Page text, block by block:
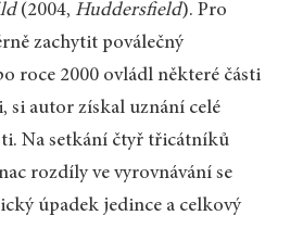
(2004, Huddersfield). Pro
zachytit poválečný
roce 2000 ovládl některé části
si autor získal uznání celé
Na setkání čtyř třicátníků
rozdíly ve vyrovnávání se
úpadek jedince a celkový